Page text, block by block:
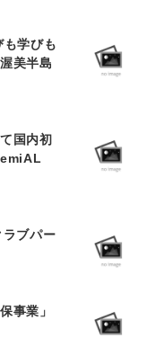
学びも
美半島
国内初
ブパー
事業」